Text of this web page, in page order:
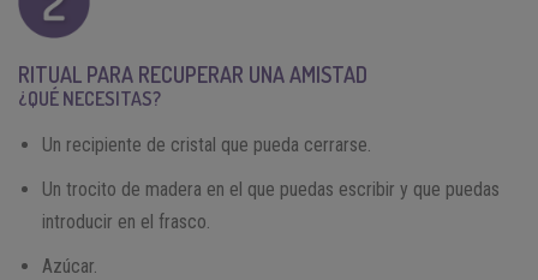
RITUAL PARA RECUPERAR UNA AMISTAD
¿QUÉ NECESITAS?
Un recipiente de cristal que pueda cerrarse.
Un trocito de madera en el que puedas escribir y que puedas
introducir en el frasco.
Azúcar.